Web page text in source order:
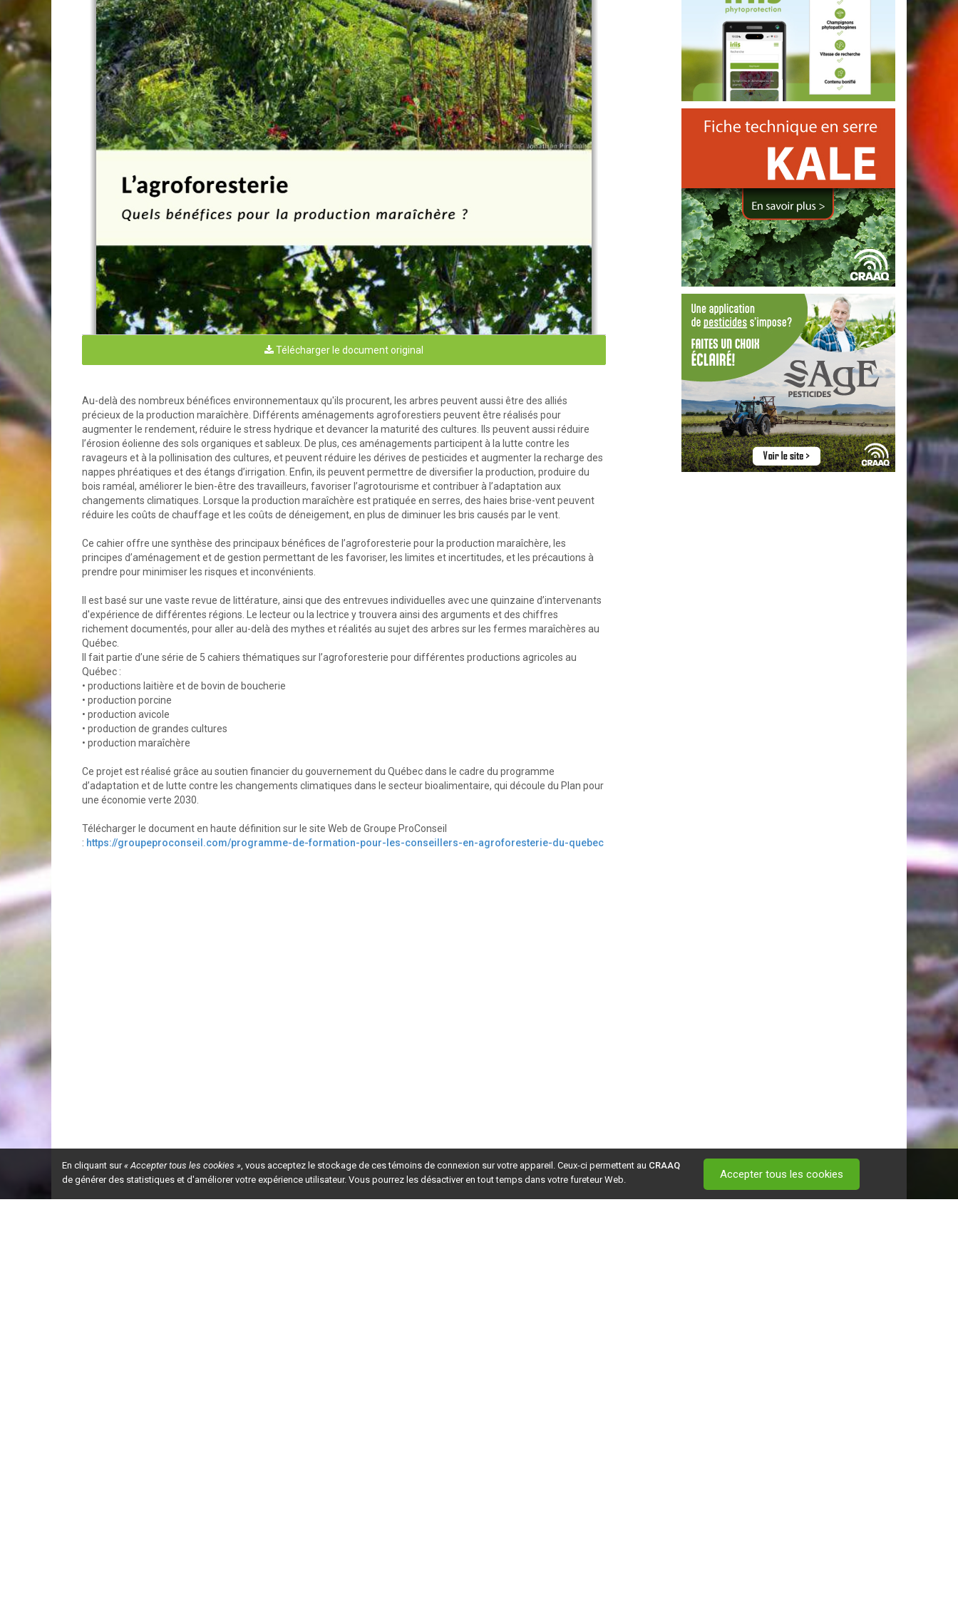
Télécharger le document original
Au-delà des nombreux bénéfices environnementaux qu'ils procurent, les arbres peuvent aussi être des alliés
précieux de la production maraîchère. Différents aménagements agroforestiers peuvent être réalisés pour
augmenter le rendement, réduire le stress hydrique et devancer la maturité des cultures. Ils peuvent aussi réduire
l’érosion éolienne des sols organiques et sableux. De plus, ces aménagements participent à la lutte contre les
ravageurs et à la pollinisation des cultures, et peuvent réduire les dérives de pesticides et augmenter la recharge des
nappes phréatiques et des étangs d’irrigation. Enfin, ils peuvent permettre de diversifier la production, produire du
bois raméal, améliorer le bien-être des travailleurs, favoriser l’agrotourisme et contribuer à l’adaptation aux
changements climatiques. Lorsque la production maraîchère est pratiquée en serres, des haies brise-vent peuvent
réduire les coûts de chauffage et les coûts de déneigement, en plus de diminuer les bris causés par le vent.
Ce cahier offre une synthèse des principaux bénéfices de l’agroforesterie pour la production maraîchère, les
principes d’aménagement et de gestion permettant de les favoriser, les limites et incertitudes, et les précautions à
prendre pour minimiser les risques et inconvénients.
Il est basé sur une vaste revue de littérature, ainsi que des entrevues individuelles avec une quinzaine d’intervenants
d'expérience de différentes régions. Le lecteur ou la lectrice y trouvera ainsi des arguments et des chiffres
richement documentés, pour aller au-delà des mythes et réalités au sujet des arbres sur les fermes maraîchères au
Québec.
Il fait partie d’une série de 5 cahiers thématiques sur l’agroforesterie pour différentes productions agricoles au
Québec :
• productions laitière et de bovin de boucherie
• production porcine
• production avicole
• production de grandes cultures
• production maraîchère
Ce projet est réalisé grâce au soutien financier du gouvernement du Québec dans le cadre du programme
d’adaptation et de lutte contre les changements climatiques dans le secteur bioalimentaire, qui découle du Plan pour
une économie verte 2030.
Télécharger le document en haute définition sur le site Web de Groupe ProConseil
: https://groupeproconseil.com/programme-de-formation-pour-les-conseillers-en-agroforesterie-du-quebec
En cliquant sur« Accepter tous les cookies », vous acceptez le stockage de ces témoins de connexion sur votre appareil. Ceux-ci permettent au CRAAQ
de générer des statistiques et d'améliorer votre expérience utilisateur. Vous pourrez les désactiver en tout temps dans votre fureteur Web.
Accepter tous les cookies